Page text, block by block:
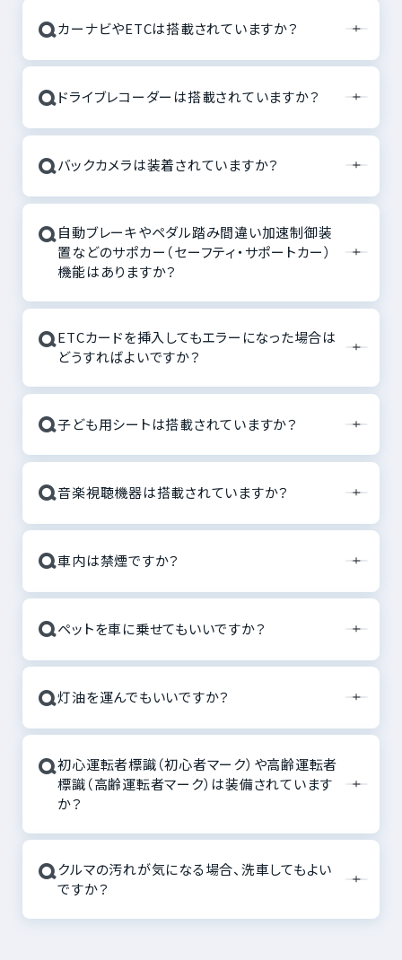
QカーナビやETCは搭載されていますか？
Qドライブレコーダーは搭載されていますか？
Qバックカメラは装着されていますか？
Q自動ブレーキやペダル踏み間違い加速制御装
置などのサポカー（セーフティ・サポートカー）
機能はありますか？
QETCカードを挿入してもエラーになった場合は
どうすればよいですか？
Q子ども用シートは搭載されていますか？
Q音楽視聴機器は搭載されていますか？
Q車内は禁煙ですか？
Qペットを車に乗せてもいいですか？
Q灯油を運んでもいいですか？
Q初心運転者標識（初心者マーク）や高齢運転者
標識（高齢運転者マーク）は装備されています
か？
Qクルマの汚れが気になる場合、洗車してもよい
ですか？